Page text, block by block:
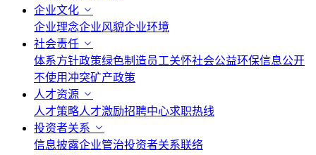
企业文化
企业理念企业风貌企业环境
社会责任
体系方针政策绿色制造员工关怀社会公益环保信息公开
不使用冲突矿产政策
人才资源
人才策略人才激励招聘中心求职热线
投资者关系
信息披露企业管治投资者关系联络